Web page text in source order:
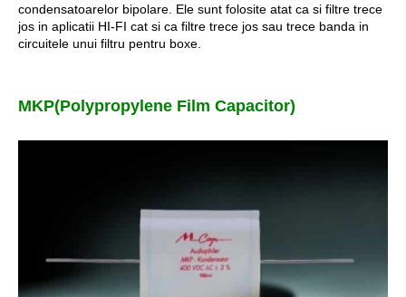
condensatoarelor bipolare. Ele sunt folosite atat ca si filtre trece
jos in aplicatii HI-FI cat si ca filtre trece jos sau trece banda in
circuitele unui filtru pentru boxe.
MKP(Polypropylene Film Capacitor)